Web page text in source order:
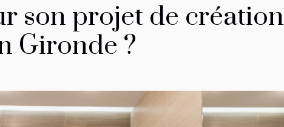
son projet de création
Gironde ?